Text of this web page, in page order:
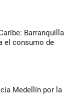
Barranquilla
el consumo de
Medellín por la